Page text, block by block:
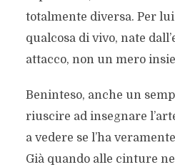
totalmente diversa. Per
qualcosa di vivo, nate
attacco, non un mero
Beninteso, anche un
riuscire ad insegnare
a vedere se l’ha
Già quando alle cinture